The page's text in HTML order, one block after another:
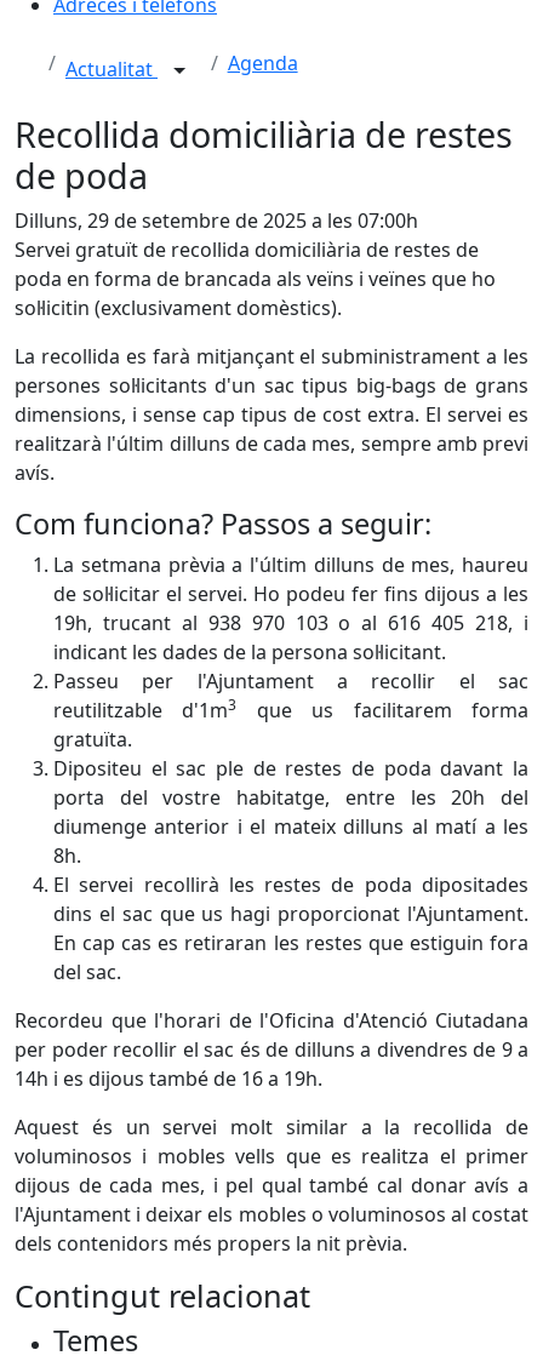
Actualitat Agenda
Recollida domiciliària de restes
de poda
Dilluns, 29 de setembre de 2025 a les 07:00h
Servei gratuït de recollida domiciliària de restes de
poda en forma de brancada als veïns i veïnes que ho
sol·licitin (exclusivament domèstics).
La recollida es farà mitjançant el subministrament a les
persones sol·licitants d'un sac tipus big-bags de grans
dimensions, i sense cap tipus de cost extra. El servei es
realitzarà l'últim dilluns de cada mes, sempre amb previ
avís.
Com funciona? Passos a seguir:
La setmana prèvia a l'últim dilluns de mes, haureu
de sol·licitar el servei. Ho podeu fer fins dijous a les
19h, trucant al 938 970 103 o al 616 405 218, i
indicant les dades de la persona sol·licitant.
Passeu per l'Ajuntament a recollir el sac
reutilitzable d'1m3
que us facilitarem forma
gratuïta.
Dipositeu el sac ple de restes de poda davant la
porta del vostre habitatge, entre les 20h del
diumenge anterior i el mateix dilluns al matí a les
8h.
El servei recollirà les restes de poda dipositades
dins el sac que us hagi proporcionat l'Ajuntament.
En cap cas es retiraran les restes que estiguin fora
del sac.
Recordeu que l'horari de l'Oficina d'Atenció Ciutadana
per poder recollir el sac és de dilluns a divendres de 9 a
14h i es dijous també de 16 a 19h.
Aquest és un servei molt similar a la recollida de
voluminosos i mobles vells que es realitza el primer
dijous de cada mes, i pel qual també cal donar avís a
l'Ajuntament i deixar els mobles o voluminosos al costat
dels contenidors més propers la nit prèvia.
Contingut relacionat
Temes